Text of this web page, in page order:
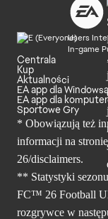
Users
In-game
Centrala
Kup
Aktualności
EA app dla Windowsa
EA app dla
Sportowe Gry
* Obowiązują też
informacji na
26/disclaimers.
** Statystyki
FC™ 26 Football
rozgrywce w